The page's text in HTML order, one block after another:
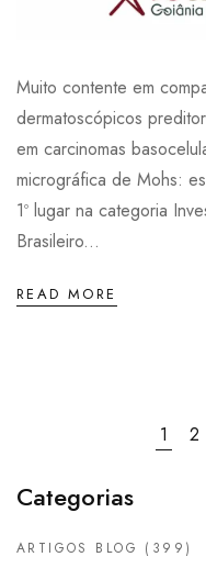
Muito contente em
dermatoscópicos
em carcinomas
micrográfica de Mohs:
1º lugar na categoria
Brasileiro...
READ MORE
1 2
Categorias
ARTIGOS BLOG (399)